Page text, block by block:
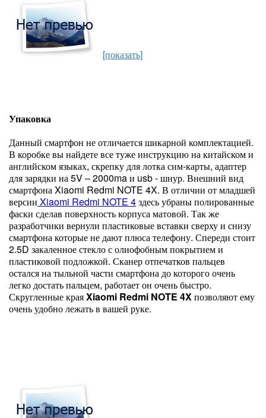
[показать]
Упаковка
Данный смартфон не отличается шикарной комплектацией.
В коробке вы найдете все туже инструкцию на китайском и
английском языках, скрепку для лотка сим-карты, адаптер
для зарядки на 5V – 2000ma и usb - шнур. Внешний вид
смартфона Xiaomi Redmi NOTE 4X. В отличии от младшей
версии Xiaomi Redmi NOTE 4здесь убраны полированные
фаски сделав поверхность корпуса матовой. Так же
разработчики вернули пластиковые вставки сверху и снизу
смартфона которые не дают плюса телефону. Спереди стоит
2.5D закаленное стекло с олиофобным покрытием и
пластиковой подложкой. Сканер отпечатков пальцев
остался на тыльной части смартфона до которого очень
легко достать пальцем, работает он очень быстро.
Скругленные краяXiaomi Redmi NOTE 4Xпозволяют ему
очень удобно лежать в вашей руке.